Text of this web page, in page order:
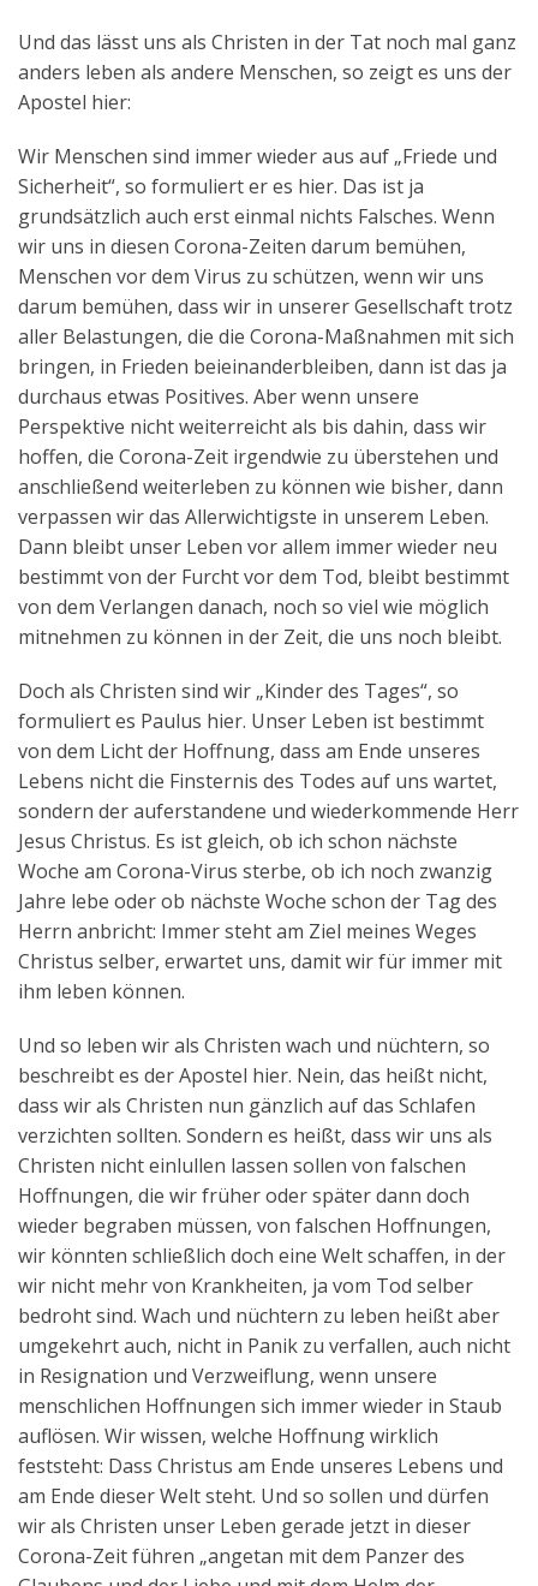
Und das lässt uns als Christen in der Tat noch mal ganz
anders leben als andere Menschen, so zeigt es uns der
Apostel hier:
Wir Menschen sind immer wieder aus auf „Friede und
Sicherheit“, so formuliert er es hier. Das ist ja
grundsätzlich auch erst einmal nichts Falsches. Wenn
wir uns in diesen Corona-Zeiten darum bemühen,
Menschen vor dem Virus zu schützen, wenn wir uns
darum bemühen, dass wir in unserer Gesellschaft trotz
aller Belastungen, die die Corona-Maßnahmen mit sich
bringen, in Frieden beieinanderbleiben, dann ist das ja
durchaus etwas Positives. Aber wenn unsere
Perspektive nicht weiterreicht als bis dahin, dass wir
hoffen, die Corona-Zeit irgendwie zu überstehen und
anschließend weiterleben zu können wie bisher, dann
verpassen wir das Allerwichtigste in unserem Leben.
Dann bleibt unser Leben vor allem immer wieder neu
bestimmt von der Furcht vor dem Tod, bleibt bestimmt
von dem Verlangen danach, noch so viel wie möglich
mitnehmen zu können in der Zeit, die uns noch bleibt.
Doch als Christen sind wir „Kinder des Tages“, so
formuliert es Paulus hier. Unser Leben ist bestimmt
von dem Licht der Hoffnung, dass am Ende unseres
Lebens nicht die Finsternis des Todes auf uns wartet,
sondern der auferstandene und wiederkommende Herr
Jesus Christus. Es ist gleich, ob ich schon nächste
Woche am Corona-Virus sterbe, ob ich noch zwanzig
Jahre lebe oder ob nächste Woche schon der Tag des
Herrn anbricht: Immer steht am Ziel meines Weges
Christus selber, erwartet uns, damit wir für immer mit
ihm leben können.
Und so leben wir als Christen wach und nüchtern, so
beschreibt es der Apostel hier. Nein, das heißt nicht,
dass wir als Christen nun gänzlich auf das Schlafen
verzichten sollten. Sondern es heißt, dass wir uns als
Christen nicht einlullen lassen sollen von falschen
Hoffnungen, die wir früher oder später dann doch
wieder begraben müssen, von falschen Hoffnungen,
wir könnten schließlich doch eine Welt schaffen, in der
wir nicht mehr von Krankheiten, ja vom Tod selber
bedroht sind. Wach und nüchtern zu leben heißt aber
umgekehrt auch, nicht in Panik zu verfallen, auch nicht
in Resignation und Verzweiflung, wenn unsere
menschlichen Hoffnungen sich immer wieder in Staub
auflösen. Wir wissen, welche Hoffnung wirklich
feststeht: Dass Christus am Ende unseres Lebens und
am Ende dieser Welt steht. Und so sollen und dürfen
wir als Christen unser Leben gerade jetzt in dieser
Corona-Zeit führen „angetan mit dem Panzer des